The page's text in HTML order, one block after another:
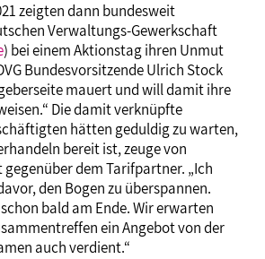
zeigten dann bundesweit
Verwaltungs-Gewerkschaft
) bei einem Aktionstag ihren Unmut
Bundesvorsitzende Ulrich Stock
mauert und will damit ihre
Die damit verknüpfte
hätten geduldig zu warten,
bereit ist, zeuge von
gegenüber dem Tarifpartner. „Ich
den Bogen zu überspannen.
bald am Ende. Wir erwarten
ein Angebot von der
auch verdient.“